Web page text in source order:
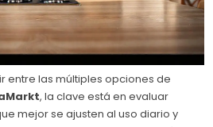
entre las múltiples opciones de
, la clave está en evaluar
mejor se ajusten al uso diario y